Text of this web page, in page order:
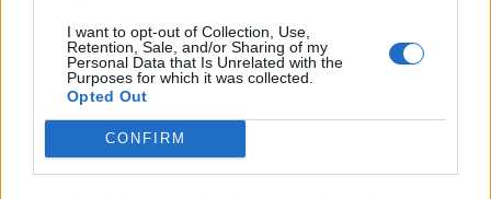
I want to opt-out of Collection, Use,
Retention, Sale, and/or Sharing of my
Personal Data that Is Unrelated with the
Purposes for which it was collected.
Opted Out
CONFIRM
U20 MM-kisat: Suomi – Tanska näkyy
TV:stä ilmaiseksi
U20 MM-kisat 2026 – tässä